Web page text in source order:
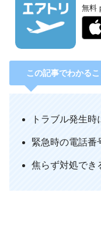
期
ポ
韓
無料
この記事でわかるこ
トラブル発生
緊急時の電話番
焦らず対処でき